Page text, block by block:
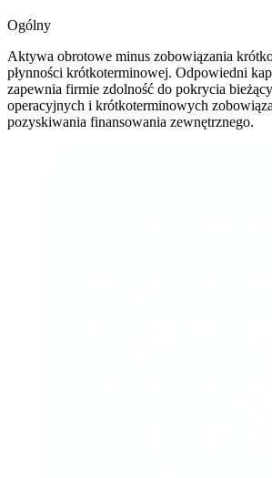
Ogólny
Aktywa obrotowe minus zobowiązania
płynności krótkoterminowej. Odpowiedni
zapewnia firmie zdolność do pokrycia
operacyjnych i krótkoterminowych
pozyskiwania finansowania zewnętrznego.